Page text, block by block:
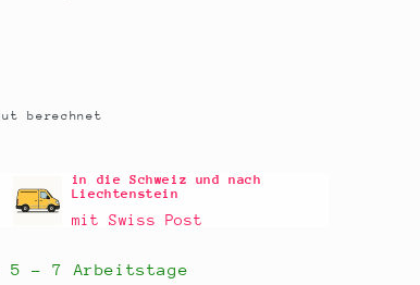
berechnet
in die Schweiz und nach
Liechtenstein
mit Swiss Post
5 - 7 Arbeitstage